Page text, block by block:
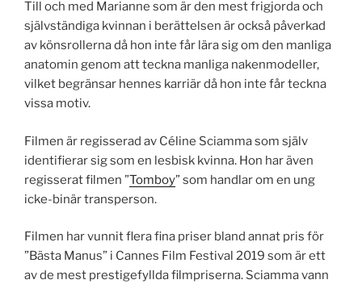
Till och med Marianne som är den mest frigjorda och
självständiga kvinnan i berättelsen är också påverkad
av könsrollerna då hon inte får lära sig om den manliga
anatomin genom att teckna manliga nakenmodeller,
vilket begränsar hennes karriär då hon inte får teckna
vissa motiv.
Filmen är regisserad av Céline Sciamma som själv
identifierar sig som en lesbisk kvinna. Hon har även
regisserat filmen ”Tomboy” som handlar om en ung
icke-binär transperson.
Filmen har vunnit flera fina priser bland annat pris för
”Bästa Manus” i Cannes Film Festival 2019 som är ett
av de mest prestigefyllda filmpriserna. Sciamma vann